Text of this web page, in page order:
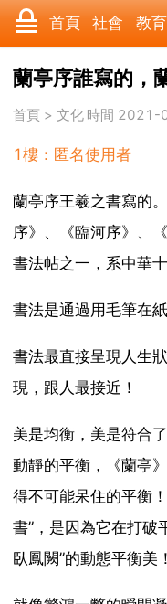
首頁 社會 教育
數碼 汽車 美食
科學 育兒 職場
收藏 國際
蘭亭序誰寫的，
首頁 > 文化 時間
1樓：匿名使用者
蘭亭序王羲之書寫的
序》、《臨河序》、
書法帖之一，系中華
書法是通過用毛筆在
書法最直接呈現人生
現，跟人最接近！
美是均衡，美是符合
動靜的平衡，《蘭亭
得不可能呆住的平衡
書”，是因為它在打破
臥鳳闕”的動態平衡美！